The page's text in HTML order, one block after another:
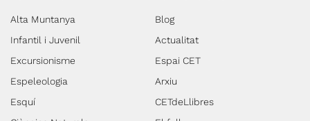
Alta Muntanya
Infantil i Juvenil
Excursionisme
Espeleologia
Esquí
Blog
Actualitat
Espai CET
Arxiu
CETdeLlibres